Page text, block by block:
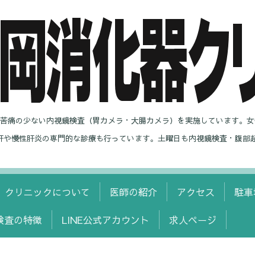
痛の少ない内視鏡検査（胃カメラ・大腸カメラ）を実施しています。
慢性肝炎の専門的な診療も行っています。土曜日も内視鏡検査・腹
クリニックについて 医師の紹介 アクセス 駐
査の特徴 LINE公式アカウント 求人ページ